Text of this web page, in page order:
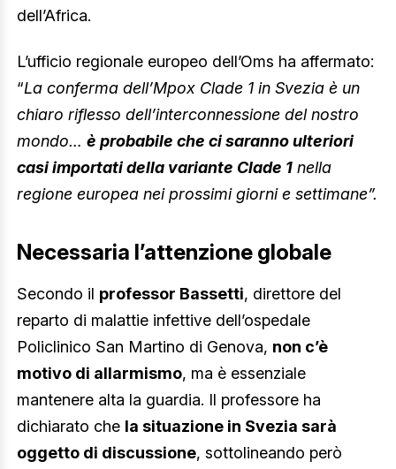
dell’Africa.
L’ufficio regionale europeo dell’Oms ha affermato:
“La conferma dell’Mpox Clade 1 in Svezia è un
chiaro riflesso dell’interconnessione del nostro
mondo… è probabile che ci saranno ulteriori
casi importati della variante Clade 1 nella
regione europea nei prossimi giorni e settimane”.
Necessaria l’attenzione globale
Secondo il professor Bassetti, direttore del
reparto di malattie infettive dell’ospedale
Policlinico San Martino di Genova, non c’è
motivo di allarmismo, ma è essenziale
mantenere alta la guardia. Il professore ha
dichiarato che la situazione in Svezia sarà
oggetto di discussione, sottolineando però